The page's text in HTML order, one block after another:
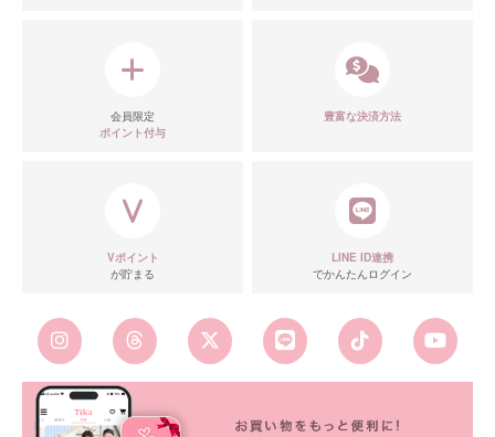
■カラーバリエーション
会員限定
ポイント付与
豊富な決済方法
Vポイント
が貯まる
LINE ID連携
でかんたんログイン